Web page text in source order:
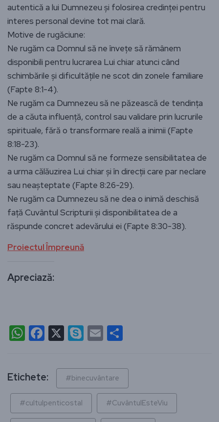
autentică a lui Dumnezeu și folosirea credinței pentru
interes personal devine tot mai clară.
Motive de rugăciune:
Ne rugăm ca Domnul să ne învețe să rămânem
disponibili pentru lucrarea Lui chiar atunci când
schimbările și dificultățile ne scot din zonele familiare
(Fapte 8:1-4).
Ne rugăm ca Dumnezeu să ne păzească de tendința
de a căuta influență, control sau validare prin lucrurile
spirituale, fără o transformare reală a inimii (Fapte
8:18-23).
Ne rugăm ca Domnul să ne formeze sensibilitatea de
a urma călăuzirea Lui chiar și în direcții care par neclare
sau neașteptate (Fapte 8:26-29).
Ne rugăm ca Dumnezeu să ne dea o inimă deschisă
față Cuvântul Scripturii și disponibilitatea de a
răspunde concret adevărului ei (Fapte 8:30-38).
Proiectul Împreună
Apreciază:
WhatsApp
Facebook
X Skype
Email
Etichete: #binecuvântare
#cultulpenticostal #CuvântulEsteViu